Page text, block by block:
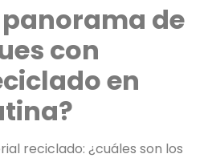
panorama de
con
en